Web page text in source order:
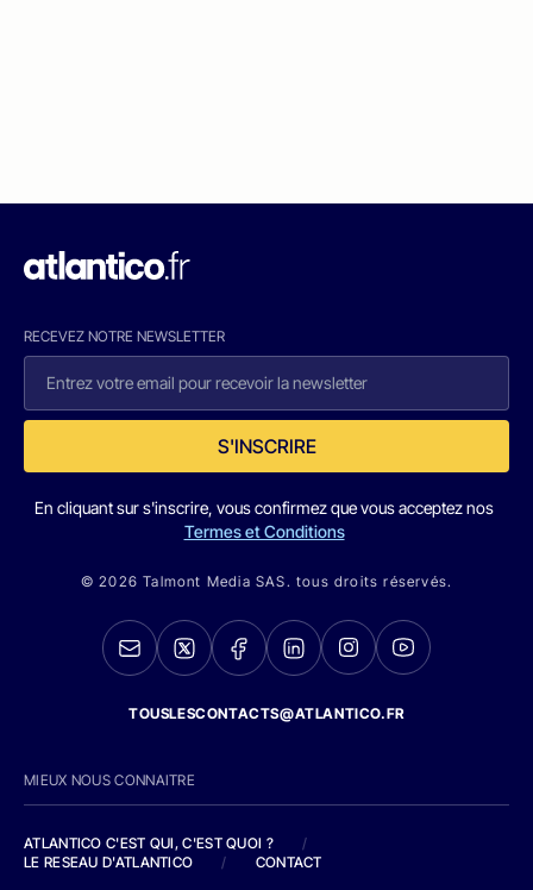
RECEVEZ NOTRE NEWSLETTER
S'INSCRIRE
En cliquant sur s'inscrire, vous confirmez que vous acceptez nos
Termes et Conditions
© 2026 Talmont Media SAS. tous droits réservés.
TOUSLESCONTACTS@ATLANTICO.FR
MIEUX NOUS CONNAITRE
ATLANTICO C'EST QUI, C'EST QUOI ?
/
LE RESEAU D'ATLANTICO
/ CONTACT